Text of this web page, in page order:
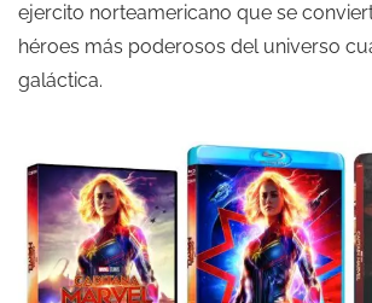
ejercito norteamericano que se
héroes más poderosos del universo
galáctica.